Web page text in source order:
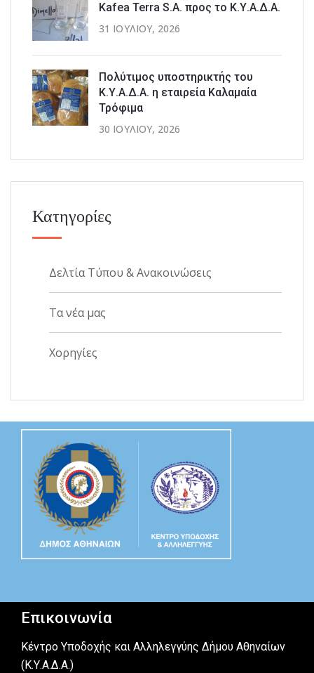
Kafea Terra S.A. προς το Κ.Υ.Α.Δ.Α.
31 ΙΟΥΛΊΟΥ, 2026
Πολύτιμος υποστηρικτής του
Κ.Υ.Α.Δ.Α. η εταιρεία Καλαμαία
Τρόφιμα
30 ΙΟΥΛΊΟΥ, 2026
Κατηγορίες
Δελτία Τύπου & Ανακοινώσεις
Τα νέα μας
Χορηγίες
Επικοινωνία
Κέντρο Υποδοχής και Αλληλεγγύης Δήμου Αθηναίων
(Κ.Υ.Α.Δ.Α.)